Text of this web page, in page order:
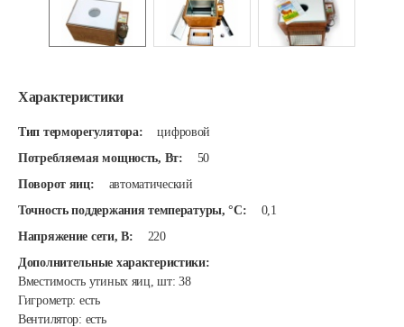
Характеристики
Тип терморегулятора:
цифровой
Потребляемая мощность, Вт:
50
Поворот яиц:
автоматический
Точность поддержания температуры, °C:
0,1
Напряжение сети, В:
220
Дополнительные характеристики:
Вместимость утиных яиц, шт: 38
Гигрометр: есть
Вентилятор: есть